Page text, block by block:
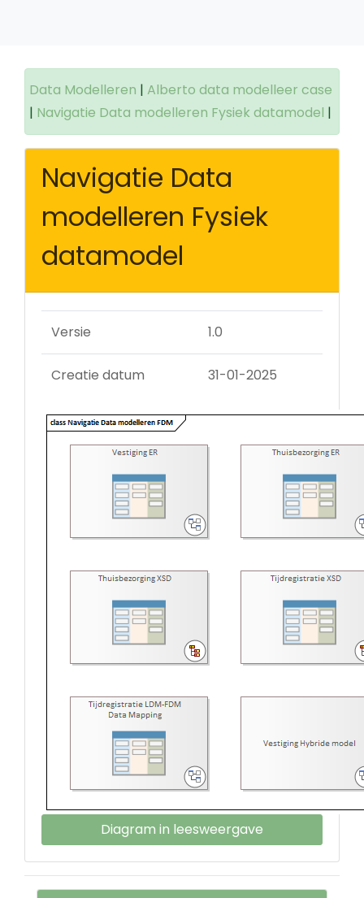
Data Modelleren | Alberto data modelleer case
| Navigatie Data modelleren Fysiek datamodel |
Navigatie Data
modelleren Fysiek
datamodel
Versie 1.0
Creatie datum 31-01-2025
Diagram in leesweergave